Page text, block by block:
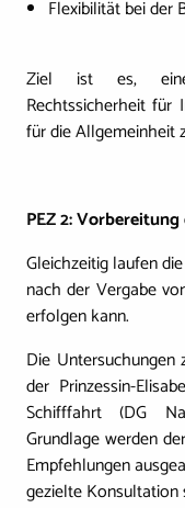
Flexibilität bei der
Ziel ist es,
Rechtssicherheit für
für die Allgemeinheit
PEZ 2:
Gleichzeitig laufen
nach der Vergabe
erfolgen kann.
Die
der Prinzessin-
Schifffahrt (DG
Grundlage werden
Empfehlungen
gezielte Konsultation